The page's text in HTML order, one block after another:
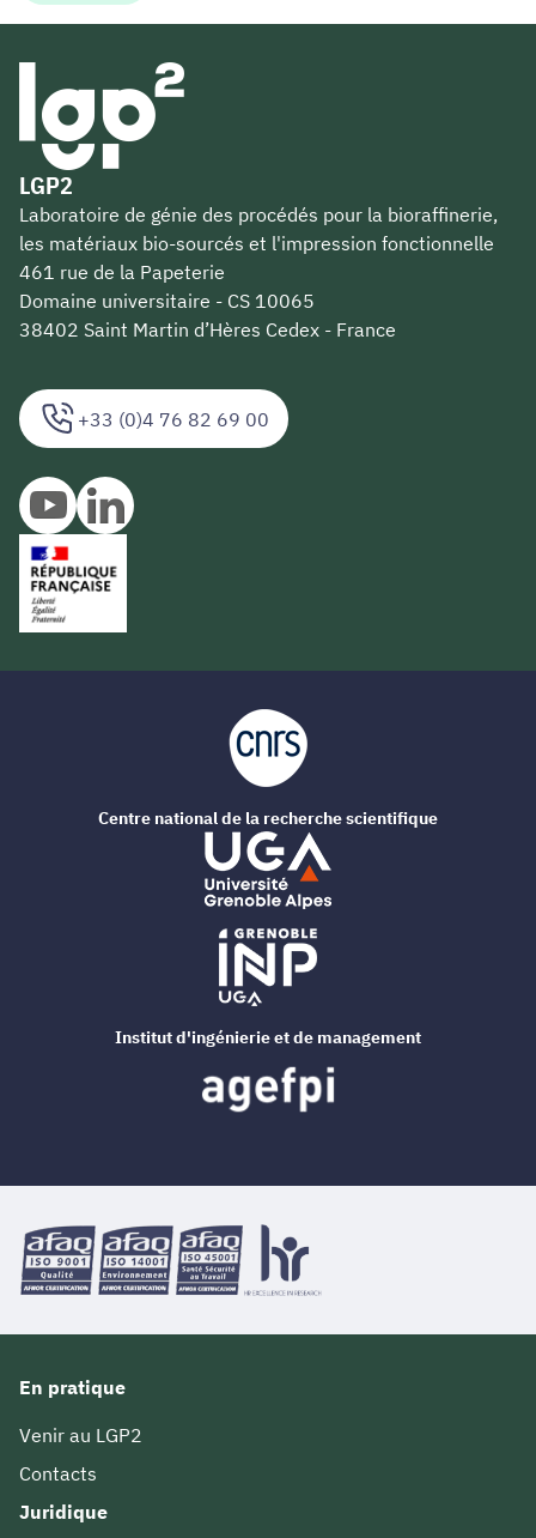
+33 (0)4 76 82 69 00
LGP2
Laboratoire de génie des procédés pour la bioraffinerie,
les matériaux bio-sourcés et l'impression fonctionnelle
461 rue de la Papeterie
Domaine universitaire - CS 10065
38402 Saint Martin d’Hères Cedex - France
En pratique
Venir au LGP2
Contacts
Juridique
Centre national de la recherche scientifique
Institut d'ingénierie et de management